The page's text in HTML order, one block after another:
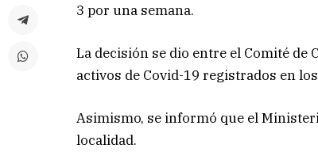
3 por una semana.
La decisión se dio entre el Comité de
activos de Covid-19 registrados en
Asimismo, se informó que el
localidad.